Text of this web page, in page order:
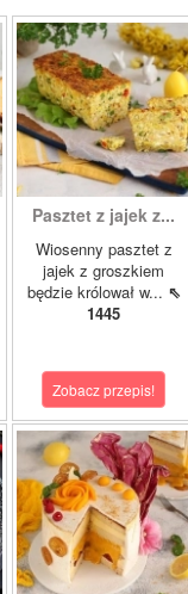
Pasztet z jajek z...
Wiosenny pasztet z
jajek z groszkiem
będzie królował w... ⇖
1445
Zobacz przepis!